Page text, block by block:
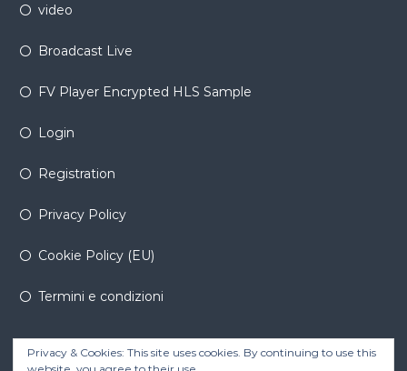
video
Broadcast Live
FV Player Encrypted HLS Sample
Login
Registration
Privacy Policy
Cookie Policy (EU)
Termini e condizioni
Privacy & Cookies: This site uses cookies. By continuing to use this